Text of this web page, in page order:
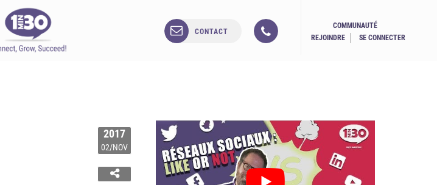
CONTACT
COMMUNAUTÉ
REJOINDRE
SE CONNECTER
2017
02/NOV